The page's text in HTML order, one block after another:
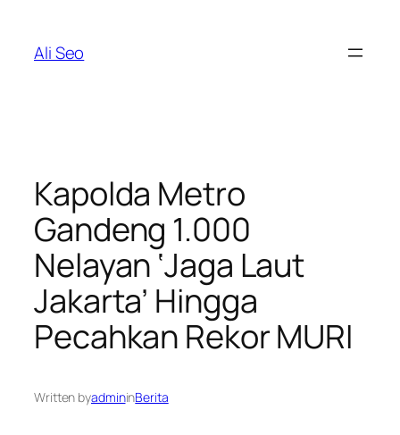
content
Ali Seo
Kapolda Metro
Gandeng 1.000
Nelayan ‘Jaga Laut
Jakarta’ Hingga
Pecahkan Rekor MURI
Written byadmininBerita